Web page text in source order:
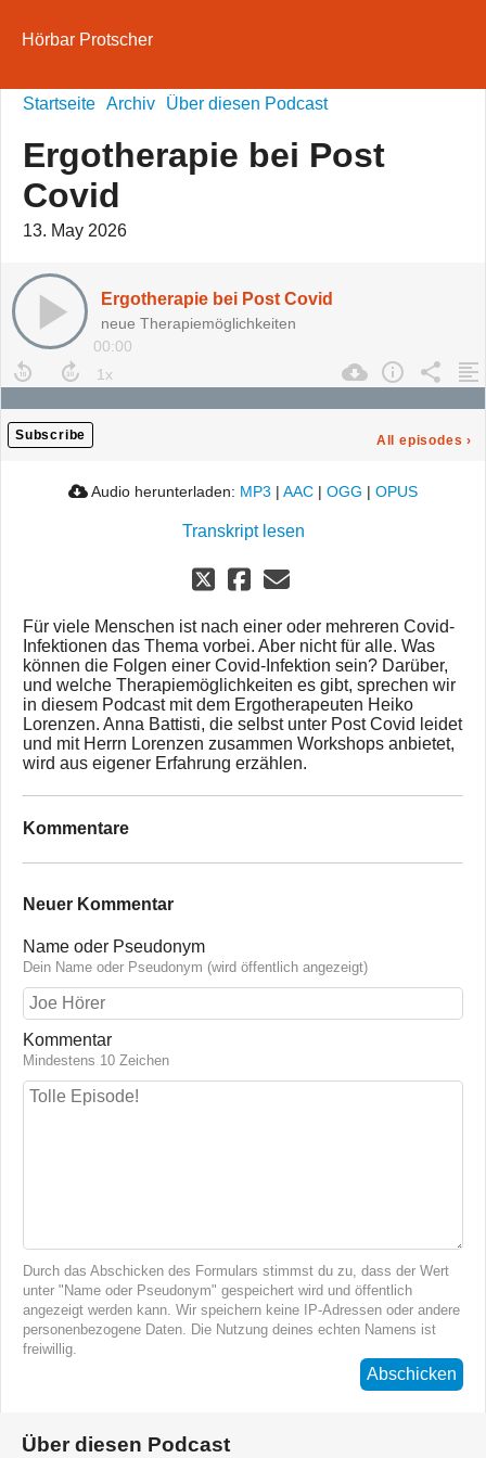
Hörbar Protscher
Startseite Archiv Über diesen Podcast
Ergotherapie bei Post
Covid
13. May 2026
Ergotherapie bei Post Covid
neue Therapiemöglichkeiten
00:00
Subscribe All episodes ›
Audio herunterladen: MP3 | AAC | OGG | OPUS
Transkript lesen
Für viele Menschen ist nach einer oder mehreren Covid-
Infektionen das Thema vorbei. Aber nicht für alle. Was
können die Folgen einer Covid-Infektion sein? Darüber,
und welche Therapiemöglichkeiten es gibt, sprechen wir
in diesem Podcast mit dem Ergotherapeuten Heiko
Lorenzen. Anna Battisti, die selbst unter Post Covid leidet
und mit Herrn Lorenzen zusammen Workshops anbietet,
wird aus eigener Erfahrung erzählen.
Kommentare
Neuer Kommentar
Name oder Pseudonym
Dein Name oder Pseudonym (wird öffentlich angezeigt)
Kommentar
Mindestens 10 Zeichen
Durch das Abschicken des Formulars stimmst du zu, dass der Wert
unter "Name oder Pseudonym" gespeichert wird und öffentlich
angezeigt werden kann. Wir speichern keine IP-Adressen oder andere
personenbezogene Daten. Die Nutzung deines echten Namens ist
freiwillig.
Abschicken
Über diesen Podcast